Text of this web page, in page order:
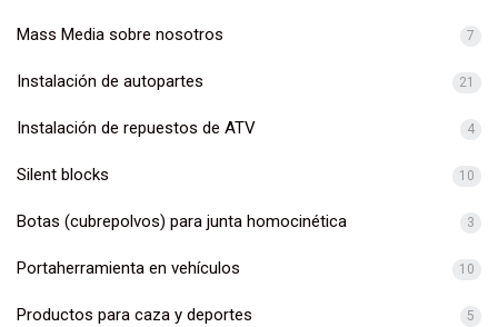
Mass Media sobre nosotros 7
Instalación de autopartes 21
Instalación de repuestos de ATV 4
Silent blocks 10
Botas (cubrepolvos) para junta homocinética 3
Portaherramienta en vehículos 10
Productos para caza y deportes 5